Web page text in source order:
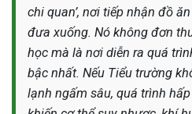
chi quan’, nơi tiếp nhận đồ
đưa xuống. Nó không đơn
học mà là nơi diễn ra quá
bậc nhất. Nếu Tiểu trường
lạnh ngấm sâu, quá trình